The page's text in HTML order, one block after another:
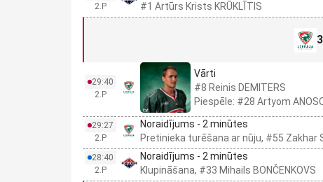
2.P
#1 Artūrs Krists KRŪKLĪTIS
3
29:40
2.P
Vārti
#8 Reinis DEMITERS
Piespēle: #28 Artyom
29:27
2.P
Noraidījums - 2 minūtes
Pretinieka turēšana ar nūju, #55 Zakhar
28:40
2.P
Noraidījums - 2 minūtes
Klupināšana, #33 Mihails BONČENKOVS